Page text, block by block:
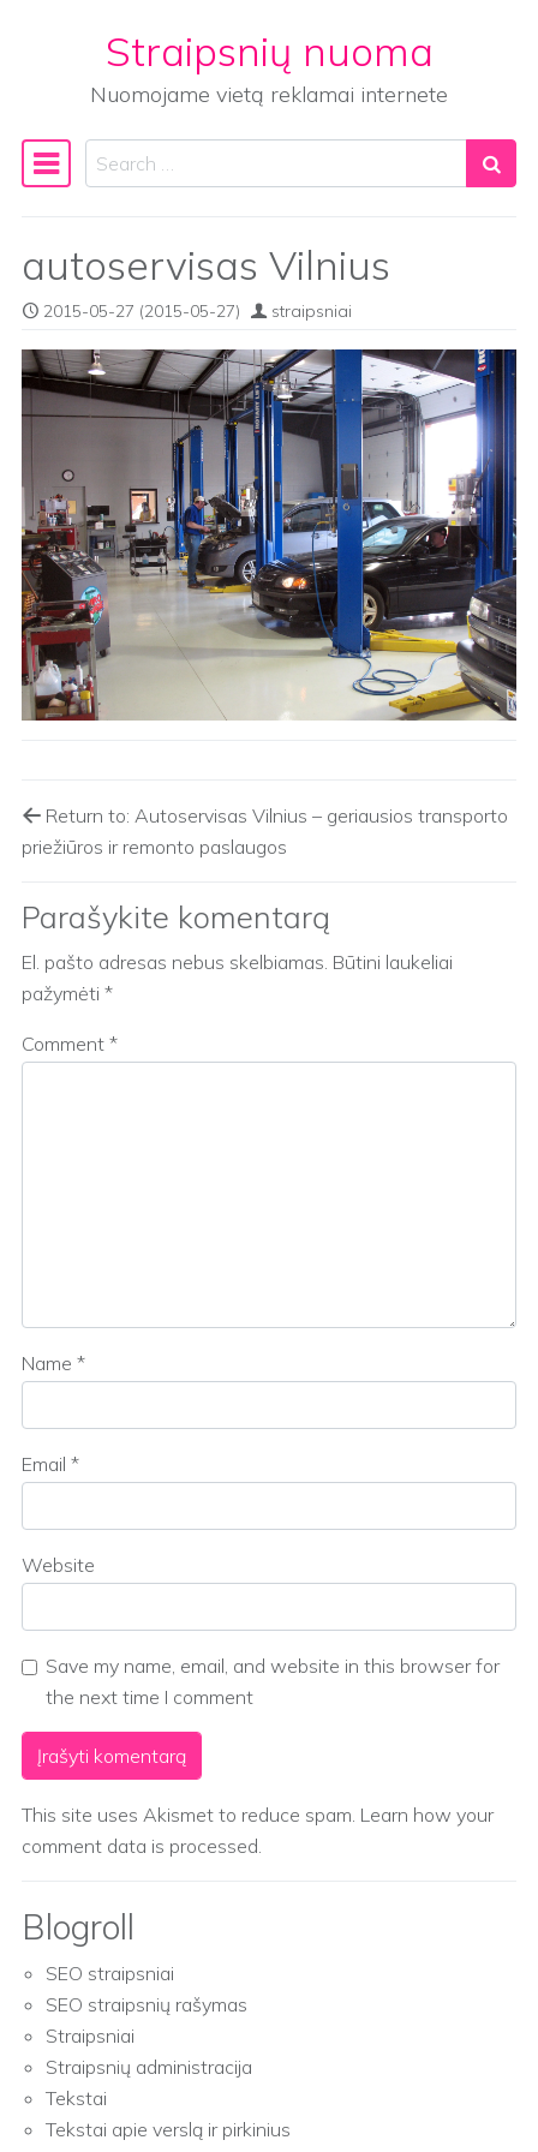
Straipsnių nuoma
Nuomojame vietą reklamai internete
Main Navigation
Search
autoservisas Vilnius
2015-05-27 (2015-05-27) straipsniai
Return to: Autoservisas Vilnius – geriausios transporto
priežiūros ir remonto paslaugos
Parašykite komentarą
El. pašto adresas nebus skelbiamas. Būtini laukeliai
pažymėti *
Comment *
Name *
Email *
Website
Save my name, email, and website in this browser for
the next time I comment
This site uses Akismet to reduce spam. Learn how your
comment data is processed.
Blogroll
SEO straipsniai
SEO straipsnių rašymas
Straipsniai
Straipsnių administracija
Tekstai
Tekstai apie verslą ir pirkinius